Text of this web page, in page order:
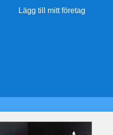
Lägg till mitt företag